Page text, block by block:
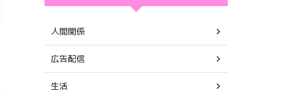
人間関係
広告配信
生活